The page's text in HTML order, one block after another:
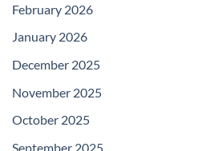
February 2026
January 2026
December 2025
November 2025
October 2025
September 2025